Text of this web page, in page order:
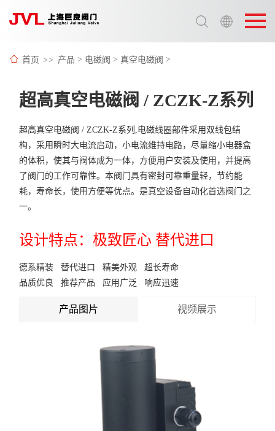
选择语言:
英语 / English
首页 >> 产品 > 电磁阀 > 真空电磁阀 >
超高真空电磁阀 / ZCZK-Z系列
超高真空电磁阀 / ZCZK-Z系列,电磁线圈部件采用双线包结
构，采用瞬时大电流启动，小电流维持电路，尽量缩小电器盒
的体积，使其与阀体成为一体，方便用户安装及使用，并提高
了阀门的工作可靠性。本阀门具有密封可靠重量轻，节约能
耗，寿命长，使用方便等优点。是真空设备自动化首选阀门之
一。
设计特点：极致匠心 替代进口
德系精装 替代进口 精美外观 超长寿命
品质优良 推荐产品 应用广泛 响应迅速
产品图片 视频展示